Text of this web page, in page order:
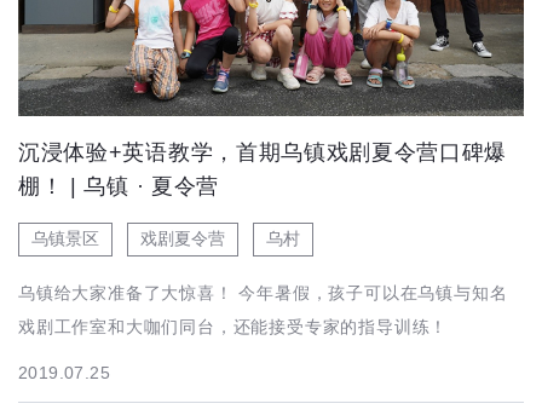
沉浸体验+英语教学，首期乌镇戏剧夏令营口碑爆
棚！ | 乌镇 · 夏令营
乌镇景区 戏剧夏令营 乌村
乌镇给大家准备了大惊喜！ 今年暑假，孩子可以在乌镇与知名
戏剧工作室和大咖们同台，还能接受专家的指导训练！
2019.07.25